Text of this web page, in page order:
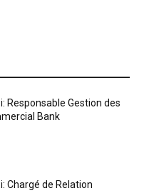
Responsable Gestion des
Bank
Chargé de Relation